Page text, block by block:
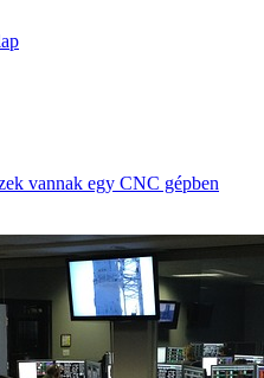
vannak egy CNC gépben